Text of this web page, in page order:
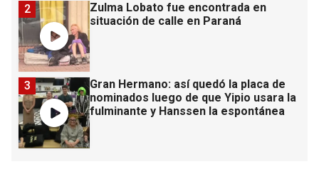
Zulma Lobato fue encontrada en
situación de calle en Paraná
2
Gran Hermano: así quedó la placa de
nominados luego de que Yipio usara la
fulminante y Hanssen la espontánea
3